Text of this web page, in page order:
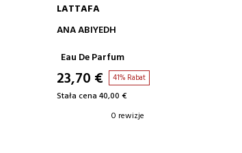
DODAJ DO KOSZYKA
LATTAFA
ANA ABIYEDH
Eau De Parfum
23,70 € 41% Rabat
Stała cena 40,00 €
0 rewizje